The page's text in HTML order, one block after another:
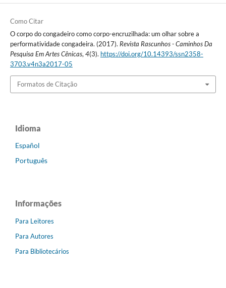
Como Citar
O corpo do congadeiro como corpo-encruzilhada: um olhar sobre a
performatividade congadeira. (2017). Revista Rascunhos - Caminhos Da
Pesquisa Em Artes Cênicas, 4(3). https://doi.org/10.14393/ssn2358-
3703.v4n3a2017-05
Formatos de Citação
Idioma
Español
Português
Informações
Para Leitores
Para Autores
Para Bibliotecários